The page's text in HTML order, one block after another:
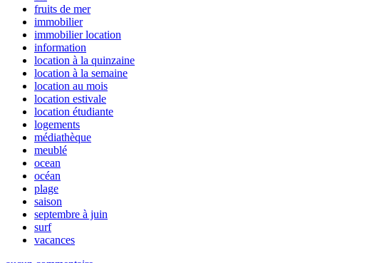
fruits de mer
immobilier
immobilier location
information
location à la quinzaine
location à la semaine
location au mois
location estivale
location étudiante
logements
médiathèque
meublé
ocean
océan
plage
saison
septembre à juin
surf
vacances